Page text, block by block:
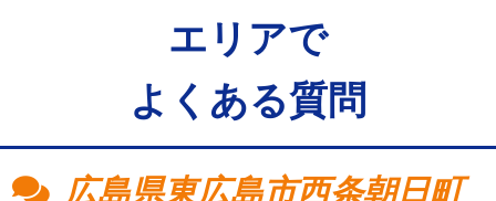
エリアで
よくある質問
広島県東広島市西条朝日町